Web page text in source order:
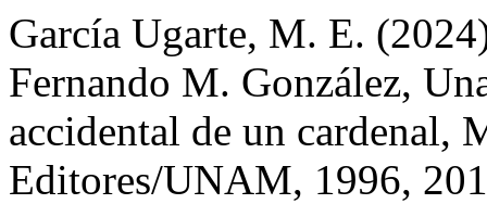
García Ugarte, M. E.
Fernando M. González,
accidental de un cardenal,
Editores/UNAM, 1996,